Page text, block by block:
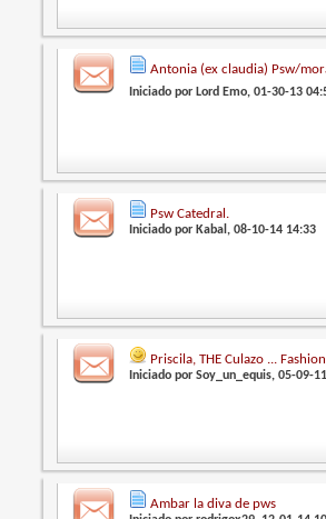
Antonia (ex claudia) Psw/
Iniciado por Lord Emo, 01-30-13
Psw Catedral.
Iniciado porKabal, 08-10-14 14:33
Priscila, THE Culazo ...
Iniciado porSoy_un_equis, 05-09-
Ambar la diva de pws